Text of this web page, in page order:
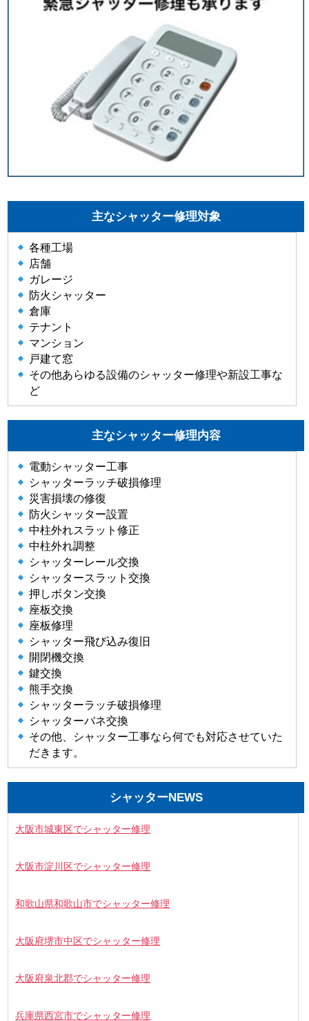
主なシャッター修理対象
各種工場
店舗
ガレージ
防火シャッター
倉庫
テナント
マンション
戸建て窓
その他あらゆる設備のシャッター修理や新設工事な
ど
主なシャッター修理内容
電動シャッター工事
シャッターラッチ破損修理
災害損壊の修復
防火シャッター設置
中柱外れスラット修正
中柱外れ調整
シャッターレール交換
シャッタースラット交換
押しボタン交換
座板交換
座板修理
シャッター飛び込み復旧
開閉機交換
鍵交換
熊手交換
シャッターラッチ破損修理
シャッターバネ交換
その他、シャッター工事なら何でも対応させていた
だきます。
シャッターNEWS
大阪市城東区でシャッター修理
大阪市淀川区でシャッター修理
和歌山県和歌山市でシャッター修理
大阪府堺市中区でシャッター修理
大阪府泉北郡でシャッター修理
兵庫県西宮市でシャッター修理